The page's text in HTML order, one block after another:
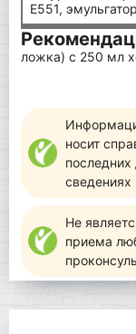
E551,
ложка) с 250 мл
носит
сведениях
Не
приема